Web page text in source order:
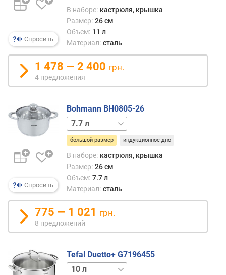
ш
ы
х
к
д
г
и
м
о
т
о
р
г
д
е
Спросить
В наборе: кастрюля, крышка
Размер: 26 см
Объем: 11 л
Материал: сталь
1 478 — 2 400 грн.
4 предложения
Спросить
Bohmann BH0805-26
6 л
большой размер индукционное дно
В наборе: кастрюля, крышка
Размер: 26 см
Объем: 7.7 л
Материал: сталь
775 — 1 021 грн.
8 предложений
Tefal Duetto+ G7196455
1.5 л 2 л 5 л6.1 л